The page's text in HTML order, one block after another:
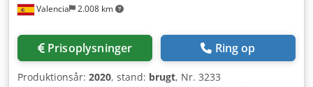
Valencia 2.008 km
Prisoplysninger Ring op
Produktionsår: 2020, stand: brugt, Nr. 3233